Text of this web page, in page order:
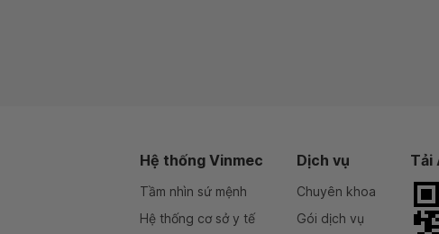
Hệ thống Vinmec
Tầm nhìn sứ mệnh
Hệ thống cơ sở y tế
Dịch vụ
Chuyên khoa
Gói dịch vụ
Tải